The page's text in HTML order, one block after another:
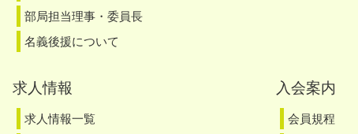
部局担当理事・委員長
名義後援について
求人情報
求人情報一覧
入会案内
会員規程